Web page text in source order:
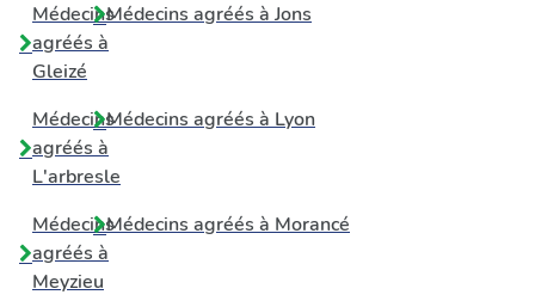
Médecins
agréés à
Gleizé
Médecins agréés à Jons
Médecins
agréés à
L'arbresle
Médecins agréés à Lyon
Médecins
agréés à
Meyzieu
Médecins agréés à Morancé